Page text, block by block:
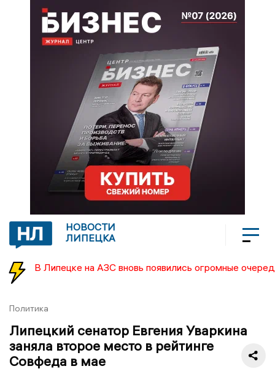
НОВОСТИ
ЛИПЕЦКА
В Липецке на АЗС вновь появились огромные
Политика
Липецкий сенатор Евгения Уваркина
заняла второе место в рейтинге
Совфеда в мае